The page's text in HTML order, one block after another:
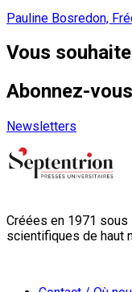
Pauline Bosredon,
Vous
Abonnez-
Newsletters
Créées en 1971
scientifiques de haut